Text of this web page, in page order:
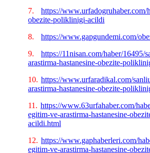
7.
https://www.urfadogruhaber.com/
obezite-poliklinigi-acildi
8.
https://www.gapgundemi.com/
9.
https://11nisan.com/haber/16495/
arastirma-hastanesine-obezite-
10. https://www.urfaradikal.com/
arastirma-hastanesine-obezite-
11. https://www.63urfahaber.com/
egitim-ve-arastirma-hastanesine-
acildi.html
12. https://www.gaphaberleri.com/
egitim-ve-arastirma-hastanesine-